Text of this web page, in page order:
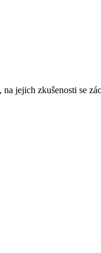
jejich zkušenosti se